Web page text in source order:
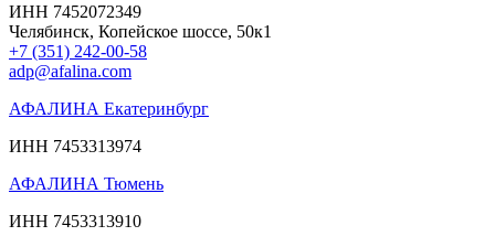
ИНН 7452072349
Челябинск, Копейское шоссе, 50к1
+7 (351) 242-00-58
adp@afalina.com
АФАЛИНА Екатеринбург
ИНН 7453313974
АФАЛИНА Тюмень
ИНН 7453313910